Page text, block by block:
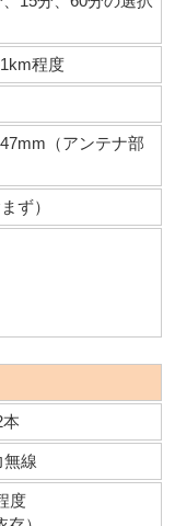
程度
（アンテナ部
ず）
線
度